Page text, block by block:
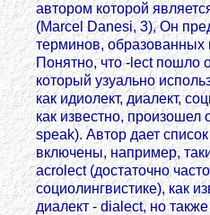
автором которой
(Marcel Danesi, 3), Он
терминов, образованных
Понятно, что -lect пошло
который узуально
как идиолект, диалект,
как известно, произошел
speak). Автор дает
включены, например,
acrolect (достаточно
социолингвистике), как
диалект - dialect, но